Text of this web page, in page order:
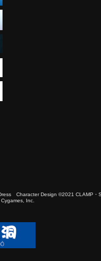
Character Design ©2021 CLAMP
Inc.